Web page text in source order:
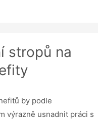
stropů na
by podle
výrazně usnadnit práci s